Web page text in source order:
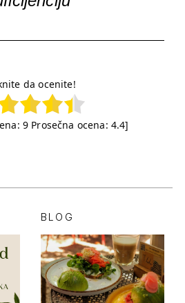
da ocenite!
9 Prosečna ocena: 4.4]
BLOG